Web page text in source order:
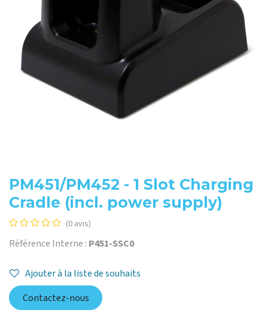
PM451/PM452 - 1 Slot Charging
Cradle (incl. power supply)
(0 avis)
Référence Interne : P451-SSC0
Ajouter à la liste de souhaits
Contactez-nous